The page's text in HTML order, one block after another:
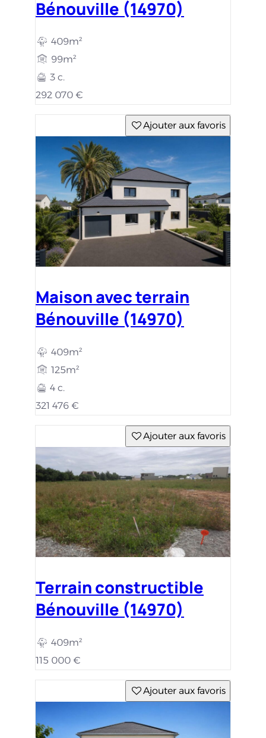
Bénouville (14970)
409m²
99m²
3 c.
292 070 €
Ajouter aux favoris
Maison avec terrain
Bénouville (14970)
409m²
125m²
4 c.
321 476 €
Ajouter aux favoris
Terrain constructible
Bénouville (14970)
409m²
115 000 €
Ajouter aux favoris